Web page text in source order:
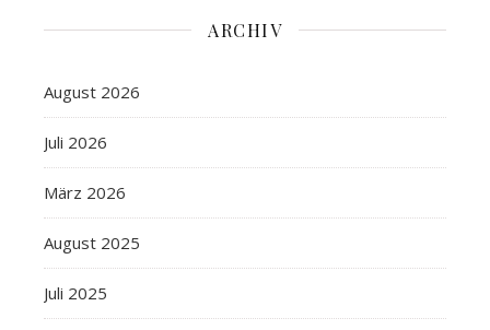
ARCHIV
August 2026
Juli 2026
März 2026
August 2025
Juli 2025